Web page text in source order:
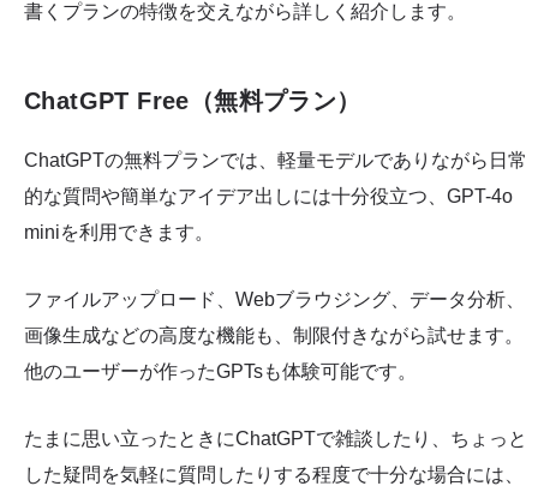
書くプランの特徴を交えながら詳しく紹介します。
ChatGPT Free（無料プラン）
ChatGPTの無料プランでは、軽量モデルでありながら日常
的な質問や簡単なアイデア出しには十分役立つ、GPT-4o
miniを利用できます。
ファイルアップロード、Webブラウジング、データ分析、
画像生成などの高度な機能も、制限付きながら試せます。
他のユーザーが作ったGPTsも体験可能です。
たまに思い立ったときにChatGPTで雑談したり、ちょっと
した疑問を気軽に質問したりする程度で十分な場合には、